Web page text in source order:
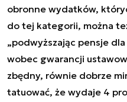
obronne wydatków,
do tej kategorii, można
„podwyższając pensje dla
wobec gwarancji
zbędny, równie dobrze
tatuować, że wydaje 4